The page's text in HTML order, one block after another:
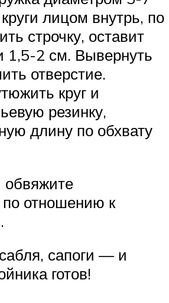
лицом внутрь, по
строчку, оставит
1,5-2 см. Вывернуть
отверстие.
круг и
резинку,
длину по обхвату
обвяжите
по отношению к
сапоги — и
готов!